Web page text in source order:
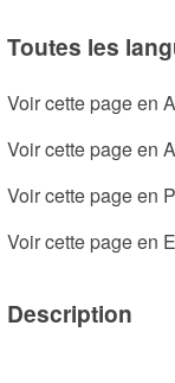
Toutes les
Voir cette page en
Voir cette page en
Voir cette page en
Voir cette page en
Description